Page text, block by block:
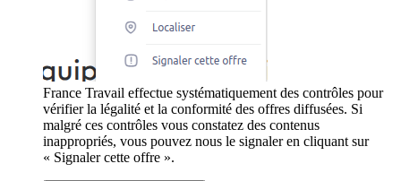
France Travail effectue systématiquement des contrôles pour
vérifier la légalité et la conformité des offres diffusées. Si
malgré ces contrôles vous constatez des contenus
inappropriés, vous pouvez nous le signaler en cliquant sur
« Signaler cette offre ».